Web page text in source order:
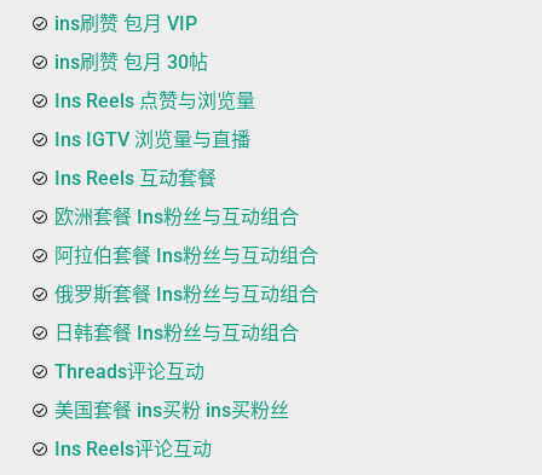
ins刷赞 包月 VIP
ins刷赞 包月 30帖
Ins Reels 点赞与浏览量
Ins IGTV 浏览量与直播
Ins Reels 互动套餐
欧洲套餐 Ins粉丝与互动组合
阿拉伯套餐 Ins粉丝与互动组合
俄罗斯套餐 Ins粉丝与互动组合
日韩套餐 Ins粉丝与互动组合
Threads评论互动
美国套餐 ins买粉 ins买粉丝
Ins Reels评论互动